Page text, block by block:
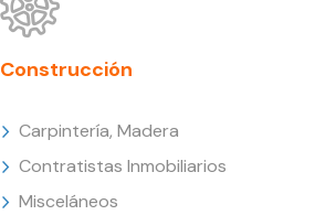
Construcción
Carpintería, Madera
Contratistas Inmobiliarios
Misceláneos